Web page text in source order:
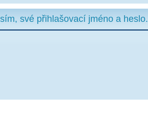
své přihlašovací jméno a heslo.